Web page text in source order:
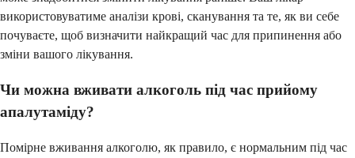
використовуватиме аналізи крові, сканування та те, як ви себе
почуваєте, щоб визначити найкращий час для припинення або
зміни вашого лікування.
Чи можна вживати алкоголь під час прийому
апалутаміду?
Помірне вживання алкоголю, як правило, є нормальним під час